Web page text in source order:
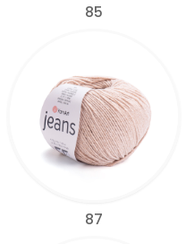
85
87